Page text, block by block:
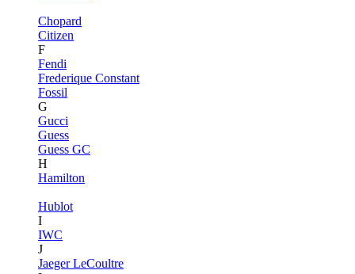
Chopard
Citizen
F
Fendi
Frederique Constant
Fossil
G
Gucci
Guess
Guess GC
H
Hamilton
Hublot
I
IWC
J
Jaeger LeCoultre